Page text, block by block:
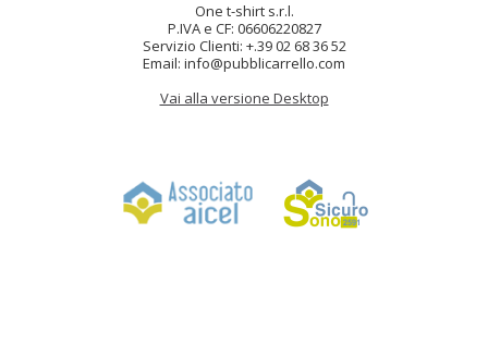
One t-shirt s.r.l.
P.IVA e CF: 06606220827
Servizio Clienti: +.39 02 68 36 52
Email: info@pubblicarrello.com
Vai alla versione Desktop